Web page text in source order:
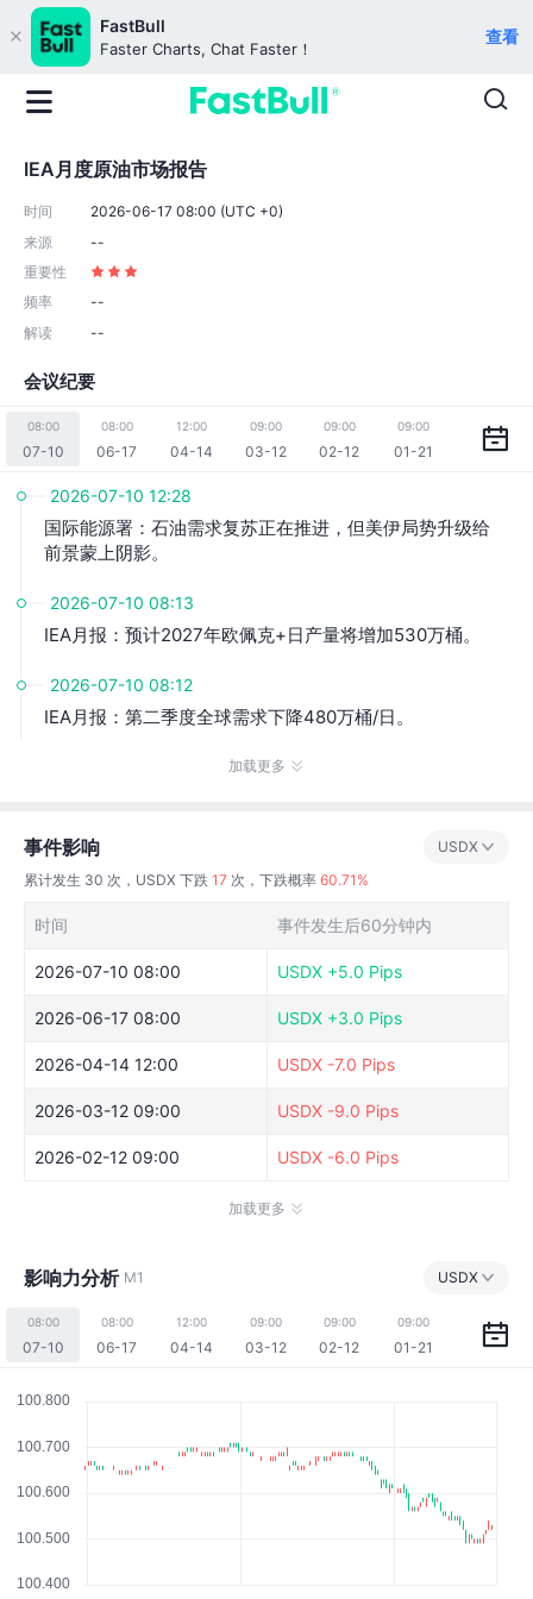
FastBull
Faster Charts, Chat Faster！
查看
IEA月度原油市场报告
时间
2026-06-17 08:00 (UTC +0)
来源
--
重要性
频率
--
解读
--
会议纪要
08:00
07-10
08:00
06-17
12:00
04-14
09:00
03-12
09:00
02-12
09:00
01-21
2026-07-10 12:28
国际能源署：石油需求复苏正在推进，但美伊局势升级给
前景蒙上阴影。
2026-07-10 08:13
IEA月报：预计2027年欧佩克+日产量将增加530万桶。
2026-07-10 08:12
IEA月报：第二季度全球需求下降480万桶/日。
加载更多
事件影响
USDX
累计发生 30 次，USDX 下跌 17 次，下跌概率 60.71%
时间 事件发生后60分钟内
2026-07-10 08:00 USDX +5.0 Pips
2026-06-17 08:00 USDX +3.0 Pips
2026-04-14 12:00 USDX -7.0 Pips
2026-03-12 09:00 USDX -9.0 Pips
2026-02-12 09:00 USDX -6.0 Pips
加载更多
影响力分析 M1 USDX
08:00
07-10
08:00
06-17
12:00
04-14
09:00
03-12
09:00
02-12
09:00
01-21